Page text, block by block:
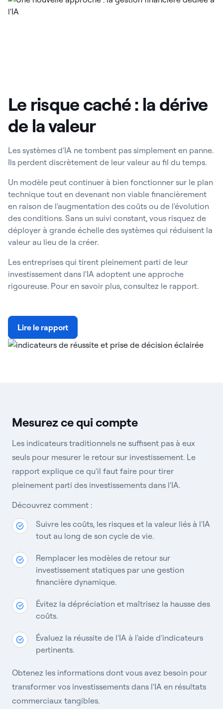
Le risque caché : la dérive
de la valeur
Les systèmes d'IA ne tombent pas simplement en panne.
Ils perdent discrètement de leur valeur au fil du temps.
Un modèle peut continuer à bien fonctionner sur le plan
technique tout en devenant non viable financièrement
en raison de l'augmentation des coûts ou de l'évolution
des conditions. Sans un suivi constant, vous risquez de
déployer à grande échelle des systèmes qui réduisent la
valeur au lieu de la créer.
Les entreprises qui tirent pleinement parti de leur
investissement dans l'IA adoptent une approche
rigoureuse. Pour en savoir plus, consultez le rapport.
Lire le rapport
Mesurez ce qui compte
Les indicateurs traditionnels ne suffisent pas à eux
seuls pour mesurer le retour sur investissement. Le
rapport explique ce qu'il faut faire pour tirer
pleinement parti des investissements dans l'IA.
Découvrez comment :
Suivre les coûts, les risques et la valeur liés à l'IA
tout au long de son cycle de vie.
Remplacer les modèles de retour sur
investissement statiques par une gestion
financière dynamique.
Évitez la dépréciation et maîtrisez la hausse des
coûts.
Évaluez la réussite de l'IA à l'aide d'indicateurs
pertinents.
Obtenez les informations dont vous avez besoin pour
transformer vos investissements dans l'IA en résultats
commerciaux tangibles.